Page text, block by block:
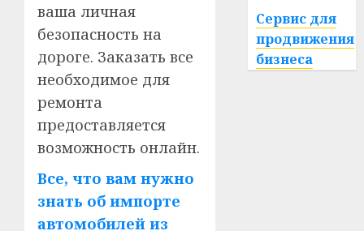
ваша личная
безопасность на
дороге. Заказать все
необходимое для
ремонта
предоставляется
возможность онлайн.
Все, что вам нужно
знать об импорте
автомобилей из
Сервис для
продвижения
бизнеса